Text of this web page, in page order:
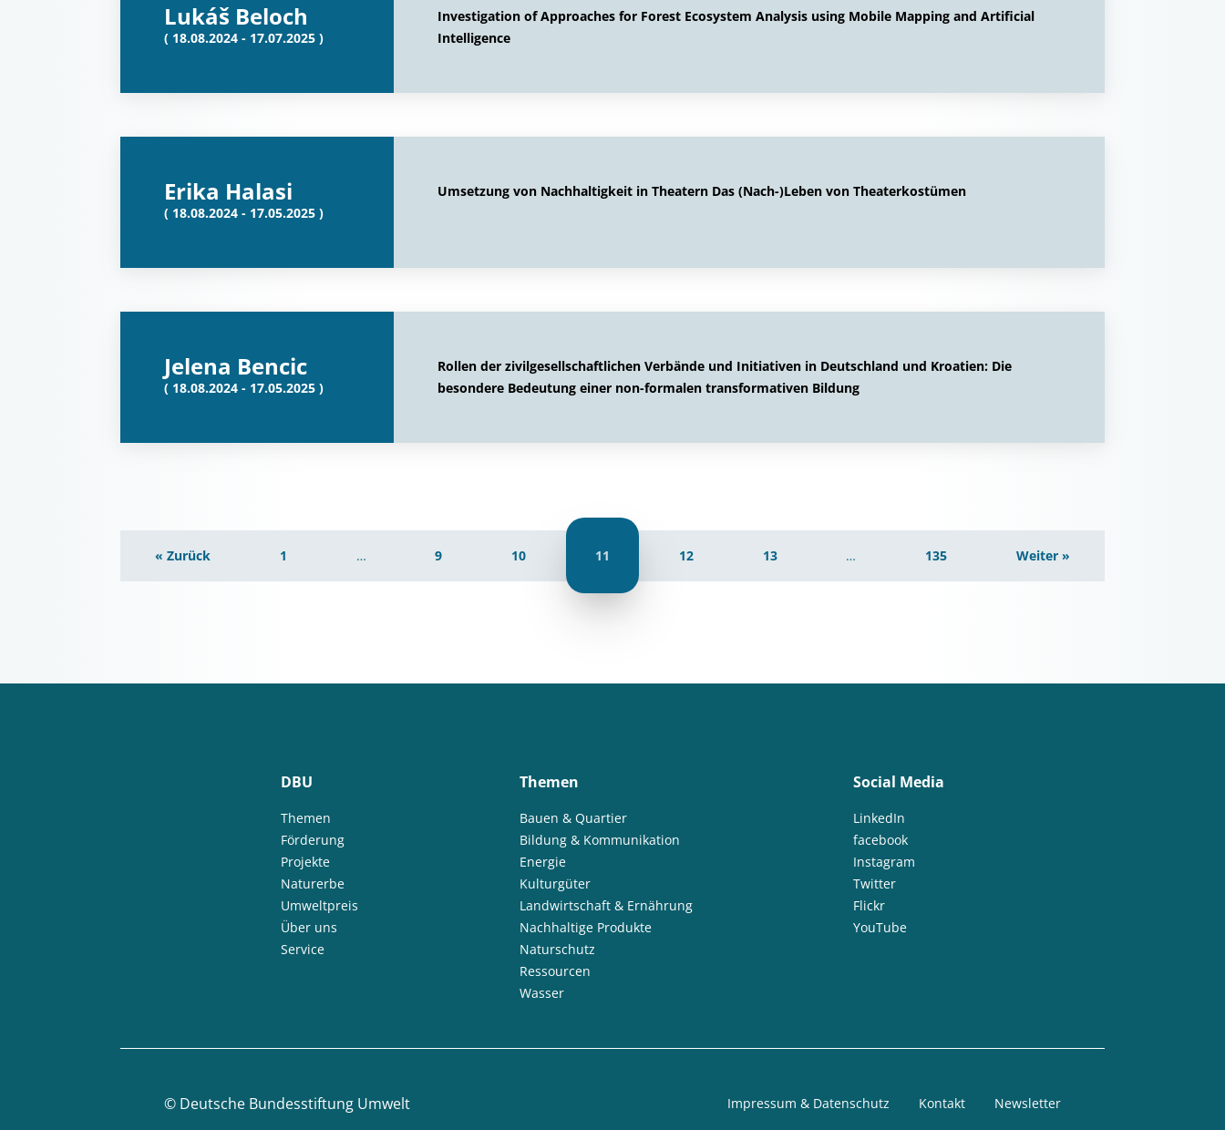
Lukáš Beloch
( 18.08.2024 - 17.07.2025 )
Investigation of Approaches for Forest Ecosystem Analysis using Mobile Mapping and Artificial
Intelligence
Erika Halasi
( 18.08.2024 - 17.05.2025 )
Umsetzung von Nachhaltigkeit in Theatern Das (Nach-)Leben von Theaterkostümen
Jelena Bencic
( 18.08.2024 - 17.05.2025 )
Rollen der zivilgesellschaftlichen Verbände und Initiativen in Deutschland und Kroatien: Die
besondere Bedeutung einer non-formalen transformativen Bildung
« Zurück 1 … 9 10 11 12 13 … 135 Weiter »
DBU
Themen
Förderung
Projekte
Naturerbe
Umweltpreis
Über uns
Service
Themen
Bauen & Quartier
Bildung & Kommunikation
Energie
Kulturgüter
Landwirtschaft & Ernährung
Nachhaltige Produkte
Naturschutz
Ressourcen
Wasser
Social Media
LinkedIn
facebook
Instagram
Twitter
Flickr
YouTube
© Deutsche Bundesstiftung Umwelt Impressum & Datenschutz Kontakt Newsletter